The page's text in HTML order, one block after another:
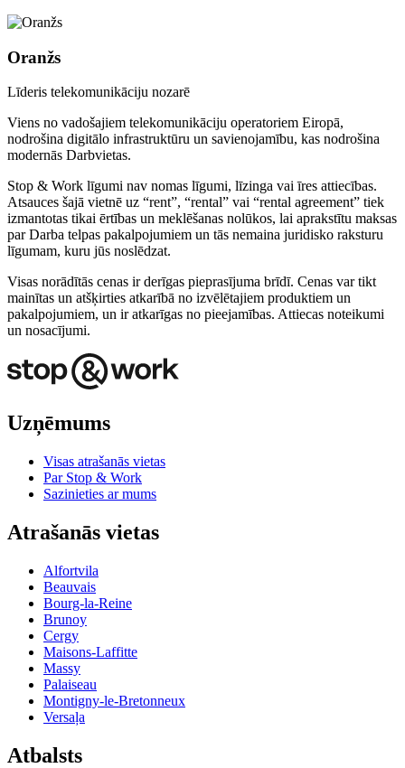
Oranžs
Līderis telekomunikāciju nozarē
Viens no vadošajiem telekomunikāciju operatoriem Eiropā,
nodrošina digitālo infrastruktūru un savienojamību, kas nodrošina
modernās Darbvietas.
Stop & Work līgumi nav nomas līgumi, līzinga vai īres attiecības.
Atsauces šajā vietnē uz “rent”, “rental” vai “rental agreement” tiek
izmantotas tikai ērtības un meklēšanas nolūkos, lai aprakstītu maksas
par Darba telpas pakalpojumiem un tās nemaina juridisko raksturu
līgumam, kuru jūs noslēdzat.
Visas norādītās cenas ir derīgas pieprasījuma brīdī. Cenas var tikt
mainītas un atšķirties atkarībā no izvēlētajiem produktiem un
pakalpojumiem, un ir atkarīgas no pieejamības. Attiecas noteikumi
un nosacījumi.
Uzņēmums
Visas atrašanās vietas
Par Stop & Work
Sazinieties ar mums
Atrašanās vietas
Alfortvila
Beauvais
Bourg-la-Reine
Brunoy
Cergy
Maisons-Laffitte
Massy
Palaiseau
Montigny-le-Bretonneux
Versaļa
Atbalsts